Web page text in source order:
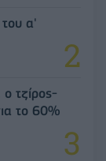
α'
τζίρος-
το 60%